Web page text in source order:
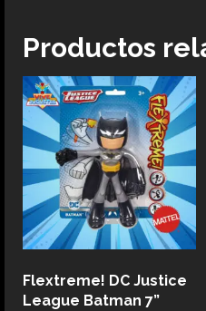
Productos
Flextreme! DC Justice
League Batman 7”